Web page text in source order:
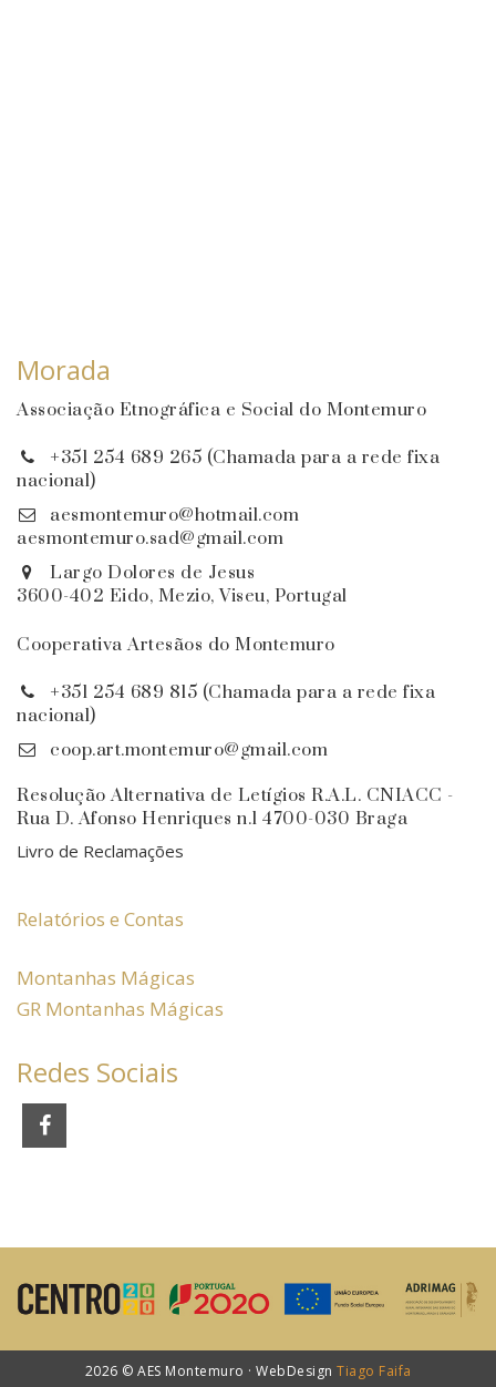
Morada
Associação Etnográfica e Social do Montemuro
+351 254 689 265 (Chamada para a rede fixa
nacional)
aesmontemuro@hotmail.com
aesmontemuro.sad@gmail.com
Largo Dolores de Jesus
3600-402 Eido, Mezio, Viseu, Portugal
Cooperativa Artesãos do Montemuro
+351 254 689 815 (Chamada para a rede fixa
nacional)
coop.art.montemuro@gmail.com
Resolução Alternativa de Letígios R.A.L. CNIACC -
Rua D. Afonso Henriques n.1 4700-030 Braga
Livro de Reclamações
Relatórios e Contas
Montanhas Mágicas
GR Montanhas Mágicas
Redes Sociais
2026 © AES Montemuro · WebDesign Tiago Faifa